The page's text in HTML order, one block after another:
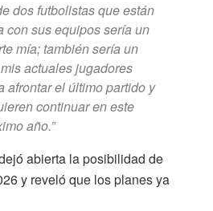
dos futbolistas que están
con sus equipos sería un
mía; también sería un
actuales jugadores
afrontar el último partido y
continuar en este
año.”
abierta la posibilidad de
y reveló que los planes ya